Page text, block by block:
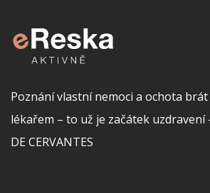
Poznání vlastní nemoci a ochota
lékařem – to už je začátek uzdravení
DE CERVANTES